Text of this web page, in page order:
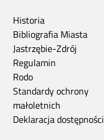
Historia
Bibliografia Miasta
Jastrzębie-Zdrój
Regulamin
Rodo
Standardy ochrony
małoletnich
Deklaracja dostępności